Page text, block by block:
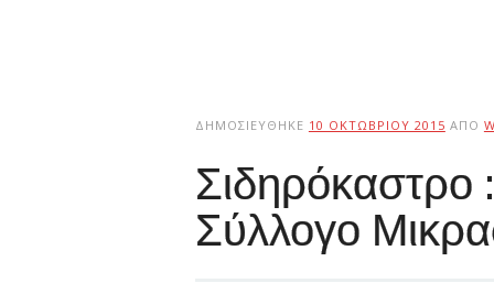
ΔΗΜΟΣΙΕΎΘΗΚΕ 10 ΟΚΤΩΒΡΊΟΥ 2015 ΑΠΌ
Σιδηρόκαστρο
Σύλλογο